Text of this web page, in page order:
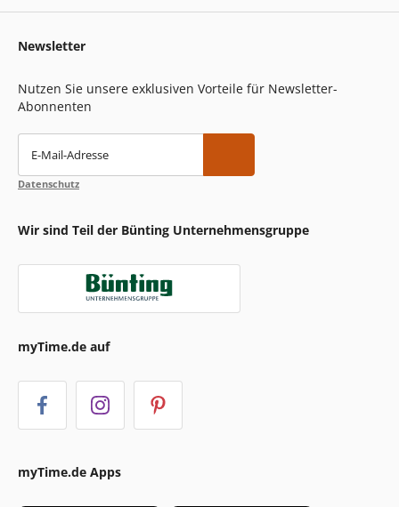
Newsletter
Nutzen Sie unsere exklusiven Vorteile für Newsletter-
Abonnenten
E-Mail-Adresse
Datenschutz
Wir sind Teil der Bünting Unternehmensgruppe
myTime.de auf
myTime.de Apps